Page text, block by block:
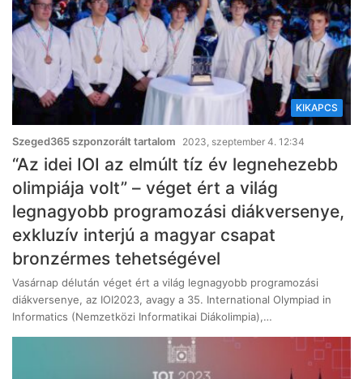
KIKAPCS
Szeged365 szponzorált tartalom 2023, szeptember 4. 12:34
“Az idei IOI az elmúlt tíz év legnehezebb
olimpiája volt” – véget ért a világ
legnagyobb programozási diákversenye,
exkluzív interjú a magyar csapat
bronzérmes tehetségével
Vasárnap délután véget ért a világ legnagyobb programozási
diákversenye, az IOI2023, avagy a 35. International Olympiad in
Informatics (Nemzetközi Informatikai Diákolimpia),…